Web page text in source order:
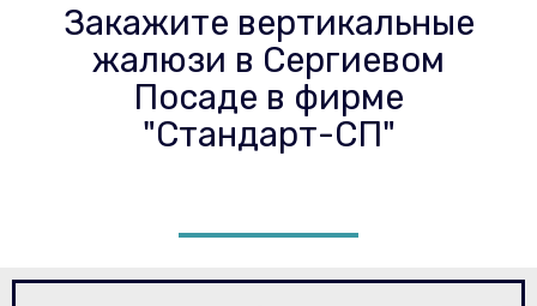
Закажите вертикальные
жалюзи в Сергиевом
Посаде в фирме
"Стандарт-СП"